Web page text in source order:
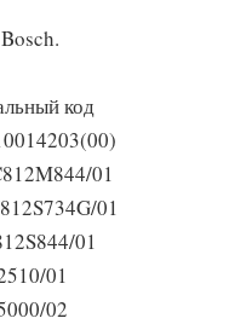
код
01
01
01
01
02